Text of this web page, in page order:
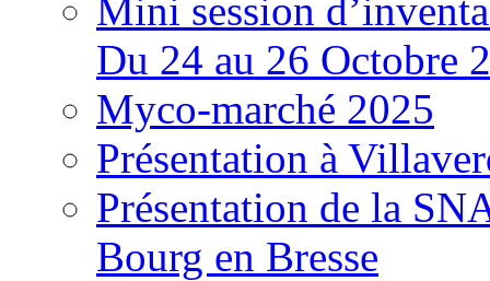
Mini session
Du 24 au 26 Octobre
Myco-marché 2025
Présentation à
Présentation de la
Bourg en Bresse